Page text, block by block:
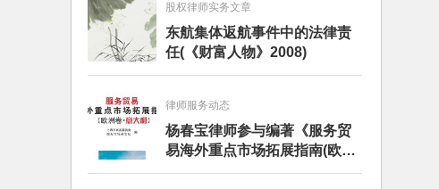
股权律师实务文章
东航集体返航事件中的法律责
任(《财富人物》2008)
律师服务动态
杨春宝律师参与编著《服务贸
易海外重点市场拓展指南(欧洲
卷·意大利)》